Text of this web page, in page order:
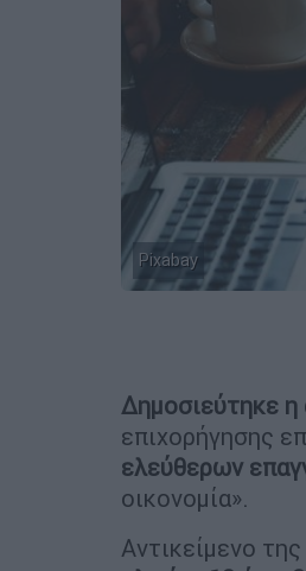
Pixabay
Δημοσιεύτηκε
επιχορήγησης
ελεύθερων
οικονομία».
Αντικείμενο